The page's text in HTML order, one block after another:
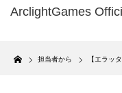
Home
担当者から 【エラッ